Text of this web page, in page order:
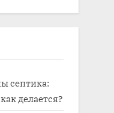
септика:
делается?